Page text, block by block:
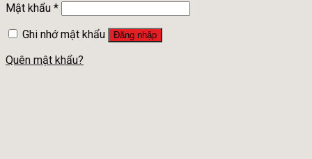
Mật khẩu *
Ghi nhớ mật khẩu
Đăng nhập
Quên mật khẩu?